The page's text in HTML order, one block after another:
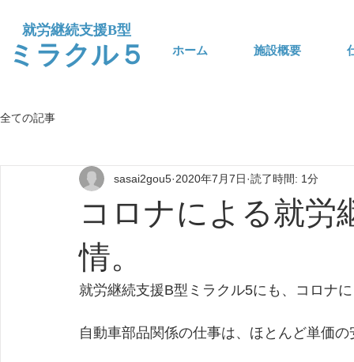
​就労継続支援B型
​ミラクル５ ホーム 施設概要
全ての記事
コロナによる就労
情。
sasai2gou5 2020年7月7日 読了時間: 1分
就労継続支援B型ミラクル5にも、コロナ
自動車部品関係の仕事は、ほとんど単価